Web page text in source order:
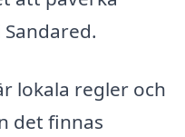
lokala regler och
det finnas